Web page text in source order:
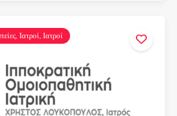
Ιατροί, Ιατροί